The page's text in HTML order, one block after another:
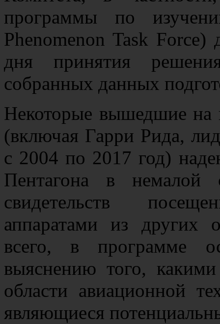
программы по
Phenomenon Task
дня принятия
собранных данных
Некоторые вышедшие на
(включая Гарри Рида,
с 2004 по 2017 год)
Пентагона в немалой
свидетельств
аппаратами из других
всего, в программе
выяснению того,
области авиационной
являющиеся